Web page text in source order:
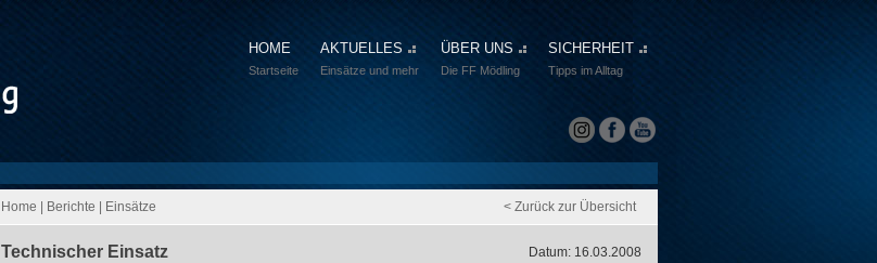
HOME
Startseite
AKTUELLES
Einsätze und mehr
ÜBER UNS
Die FF Mödling
SICHERHEIT
Tipps im Alltag
Home Berichte Einsätze < Zurück zur Übersicht
Technischer Einsatz Datum: 16.03.2008